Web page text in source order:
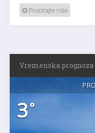
Pročitajte više
Vremenska prognoza
3°